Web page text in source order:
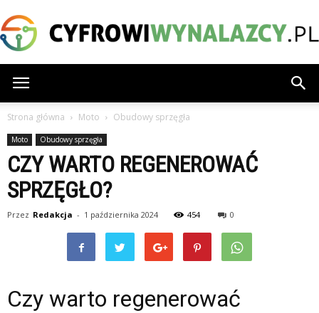
Strona główna Moto Obudowy sprzęgła
Moto Obudowy sprzęgła
CZY WARTO REGENEROWAĆ
SPRZĘGŁO?
Przez Redakcja - 1 października 2024 454 0
Czy warto regenerować